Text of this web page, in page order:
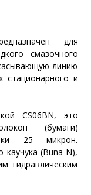
для
смазочного
линию
стационарного и
CS06BN, это
(бумаги)
25 микрон.
каучука (Buna-N),
гидравлическим